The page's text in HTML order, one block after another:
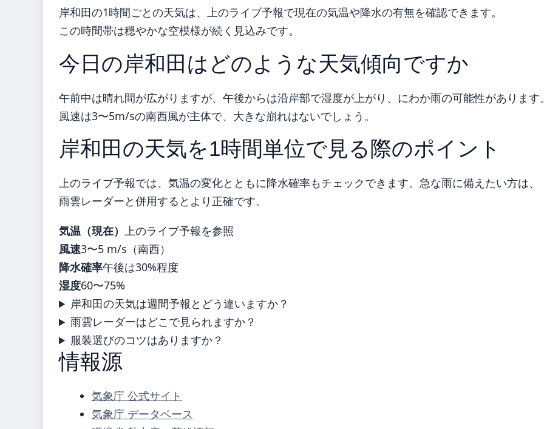
岸和田の1時間ごとの天気は、上のライブ予報で現在の気温や降水の有無を確認できます。
この時間帯は穏やかな空模様が続く見込みです。
今日の岸和田はどのような天気傾向ですか
午前中は晴れ間が広がりますが、午後からは沿岸部で湿度が上がり、にわか雨の可能性があります。
風速は3〜5m/sの南西風が主体で、大きな崩れはないでしょう。
岸和田の天気を1時間単位で見る際のポイント
上のライブ予報では、気温の変化とともに降水確率もチェックできます。急な雨に備えたい方は、
雨雲レーダーと併用するとより正確です。
気温（現在） 上のライブ予報を参照
風速3〜5 m/s（南西）
降水確率午後は30%程度
湿度60〜75%
岸和田の天気は週間予報とどう違いますか？
雨雲レーダーはどこで見られますか？
服装選びのコツはありますか？
情報源
気象庁 公式サイト
気象庁 データベース